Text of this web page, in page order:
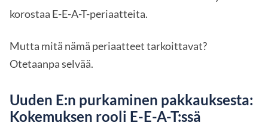
korostaa E-E-A-T-periaatteita.
Mutta mitä nämä periaatteet tarkoittavat?
Otetaanpa selvää.
Uuden E:n purkaminen pakkauksesta:
Kokemuksen rooli E-E-A-T:ssä